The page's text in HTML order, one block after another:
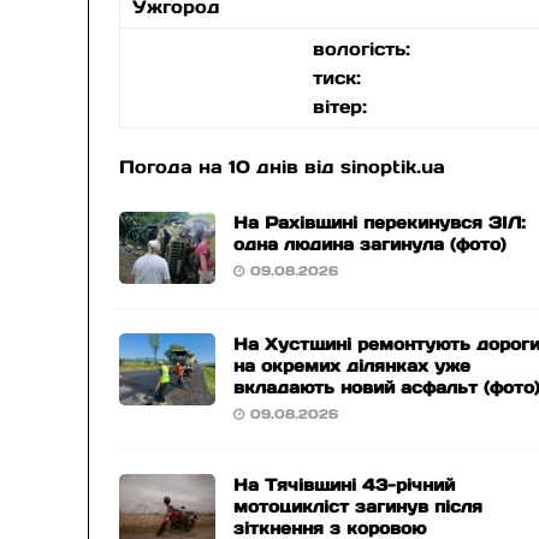
Ужгород
вологість:
тиск:
вітер:
Погода на 10 днів відsinoptik.ua
На Рахівщині перекинувся ЗІЛ:
одна людина загинула (фото)
09.08.2026
На Хустщині ремонтують
на окремих ділянках уже
вкладають новий асфальт
09.08.2026
На Тячівщині 43-річний
мотоцикліст загинув після
зіткнення з коровою